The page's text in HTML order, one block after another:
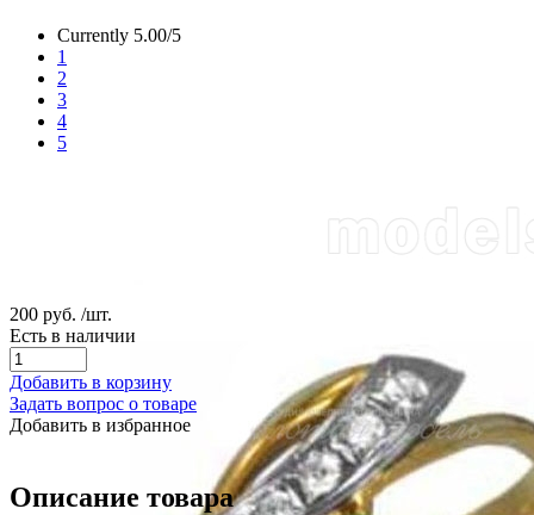
Currently 5.00/5
1
2
3
4
5
200 руб. /шт.
Есть в наличии
Добавить в корзину
Задать вопрос о товаре
Добавить в избранное
Описание товара